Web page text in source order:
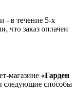
- в течение 5-х
что заказ оплачен
магазине «Гарден
следующие способы